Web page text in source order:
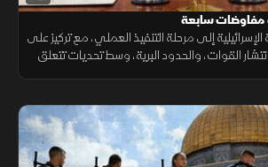
مفاوضات سابعة
الإسرائيلية إلى مرحلة التنفيذ العملي، مع تركيز على
القوات، والحدود البرية، وسط تحديات تتعلق